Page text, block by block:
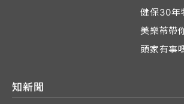
健保30年
美樂蒂帶
頭家有事
知新聞